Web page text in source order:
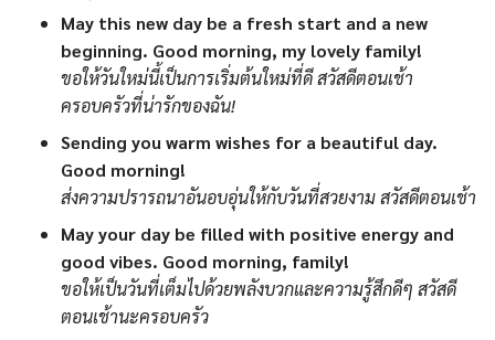
May this new day be a fresh start and a new
beginning. Good morning, my lovely family!
ขอให้วันใหม่นี้เป็นการเริ่มต้นใหม่ที่ดี สวัสดีตอนเช้า
ครอบครัวที่น่ารักของฉัน!
Sending you warm wishes for a beautiful day.
Good morning!
ส่งความปรารถนาอันอบอุ่นให้กับวันที่สวยงาม สวัสดีตอนเช้า
May your day be filled with positive energy and
good vibes. Good morning, family!
ขอให้เป็นวันที่เต็มไปด้วยพลังบวกและความรู้สึกดีๆ สวัสดี
ตอนเช้านะครอบครัว